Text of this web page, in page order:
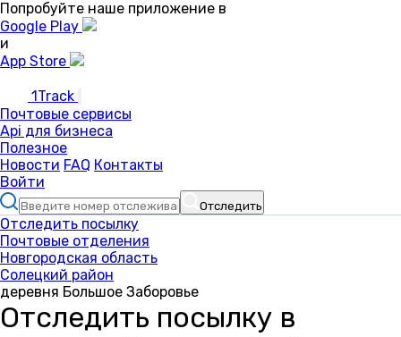
Попробуйте наше приложение в
Google Play
и
App Store
1Track
Почтовые сервисы
Api для бизнеса
Полезное
Новости FAQ Контакты
Войти
Отследить
Отследить посылку
Почтовые отделения
Новгородская область
Солецкий район
деревня Большое Заборовье
Отследить посылку в